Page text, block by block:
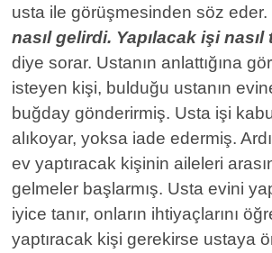
usta ile görüşmesinden söz eder.
nasıl gelirdi. Yapılacak işi nasıl
diye sorar. Ustanın anlattığına
isteyen kişi, bulduğu ustanın
buğday gönderirmiş. Usta işi
alıkoyar, yoksa iade edermiş.
ev yaptıracak kişinin aileleri
gelmeler başlarmış. Usta evini
iyice tanır, onların ihtiyaçlarını
yaptıracak kişi gerekirse ustaya